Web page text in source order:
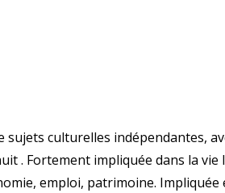
culturelles indépendantes,
. Fortement impliquée dans la vie
emploi, patrimoine. Impliquée